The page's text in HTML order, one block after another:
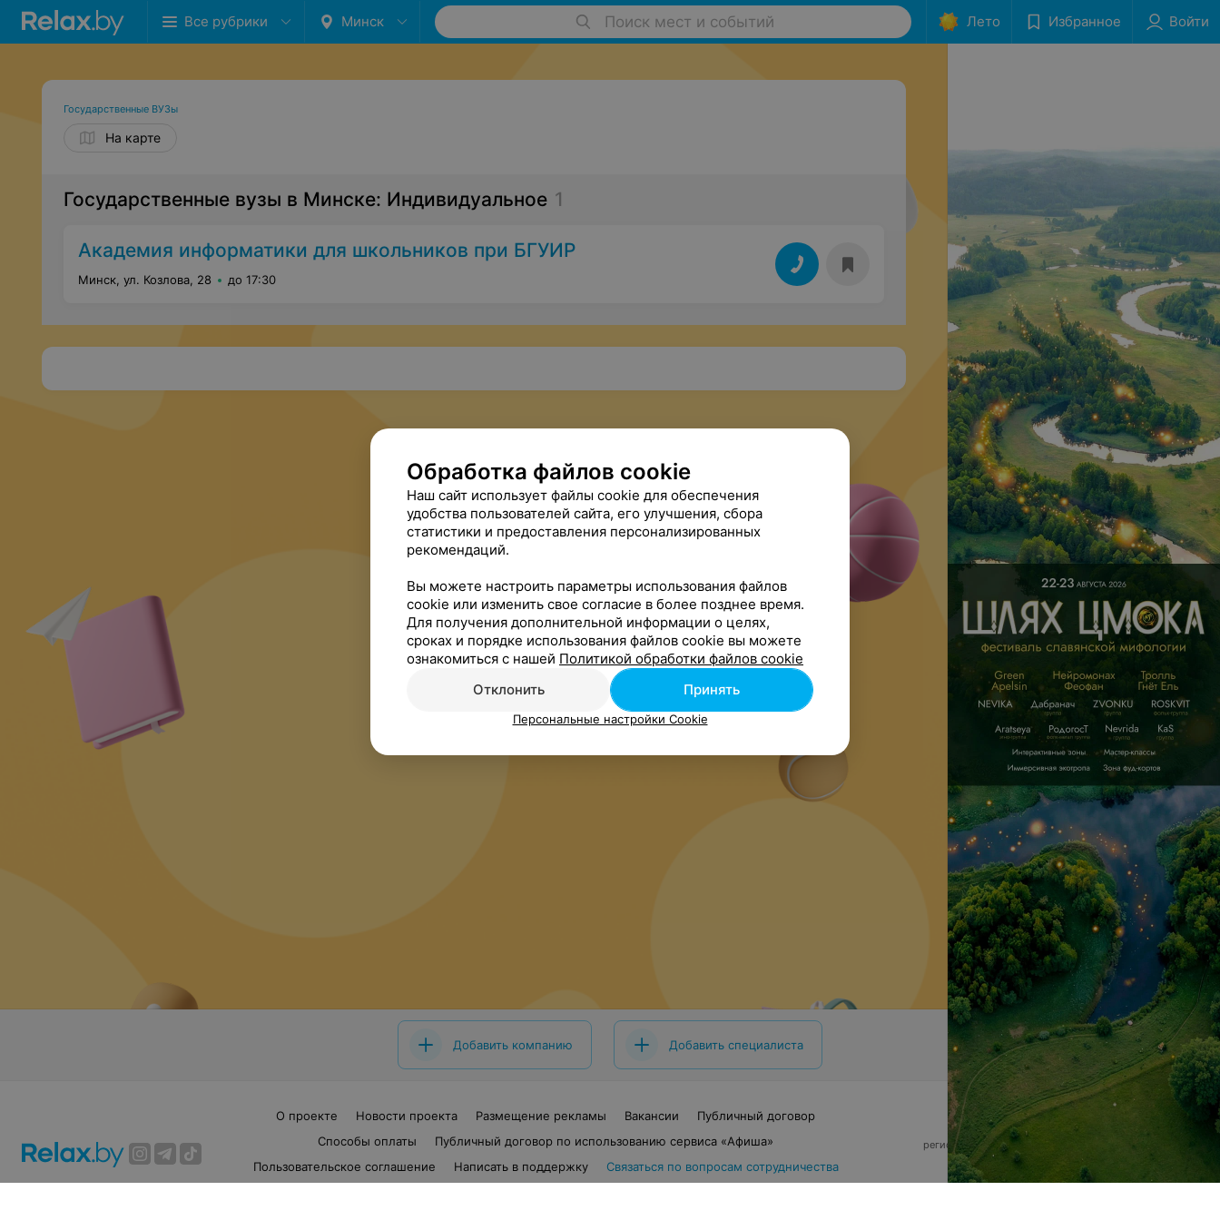
Все рубрики Минск Поиск мест и событий Лето Избранное Войти
Государственные ВУЗы
На карте
Государственные вузы в Минске: Индивидуальное 1
Академия информатики для школьников при БГУИР
Минск, ул. Козлова, 28 до 17:30
Добавить компанию Добавить специалиста
О проекте Новости проекта Размещение рекламы Вакансии
Публичный договор
Способы оплаты
Публичный договор по использованию сервиса «Афиша»
Пользовательское соглашение
Написать в поддержку
Связаться по вопросам сотрудничества
© 2026 ООО «Артокс Лаб», УНП 191700409,
регистрирующий орган - Минский горисполком
220012, Республика Беларусь, г. Минск,
улица Толбухина, 2, пом. 16 | info@relax.by
Обработка файлов cookie
Наш сайт использует файлы cookie для обеспечения
удобства пользователей сайта, его улучшения, сбора
статистики и предоставления персонализированных
рекомендаций.
Вы можете настроить параметры использования файлов
cookie или изменить свое согласие в более позднее время.
Для получения дополнительной информации о целях,
сроках и порядке использования файлов cookie вы можете
ознакомиться с нашей Политикой обработки файлов cookie
Отклонить
Принять
Персональные настройки Cookie